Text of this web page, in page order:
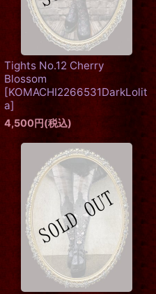
Tights No.12 Cherry
Blossom
[KOMACHI2266531DarkLolit
a]
4,500円(税込)